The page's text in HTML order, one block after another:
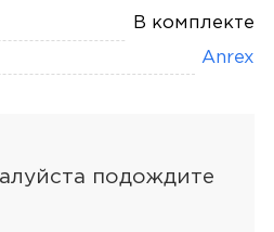
В комплекте
Anrex